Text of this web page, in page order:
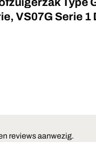
VS07G Serie 1
reviews aanwezig.